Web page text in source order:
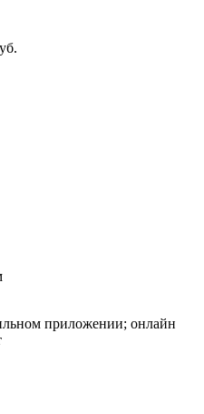
приложении; онлайн